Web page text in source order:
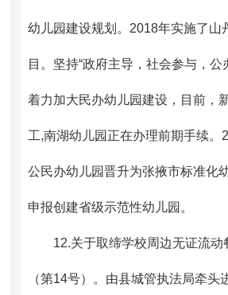
幼儿园建设规划。2018年实施了山
目。坚持“政府主导，社会参与，公
着力加大民办幼儿园建设，目前，
工,南湖幼儿园正在办理前期手续。
公民办幼儿园晋升为张掖市标准化
申报创建省级示范性幼儿园。
12.关于取缔学校周边无证流动
（第14号）。 由县城管执法局牵头